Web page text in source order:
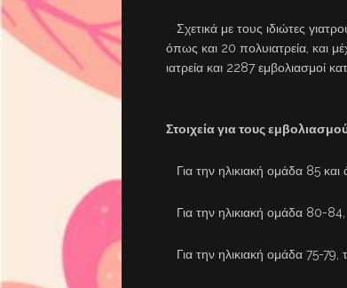
Σχετικά με τους ιδιώτες
όπως και 20 πολυιατρεία, και
ιατρεία και 2287 εμβολιασμοί
Στοιχεία για τους
Για την ηλικιακή ομάδα 85 και
Για την ηλικιακή ομάδα 80-84,
Για την ηλικιακή ομάδα 75-79,